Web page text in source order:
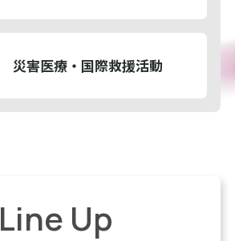
災害医療・ 国際救援活動
Line Up